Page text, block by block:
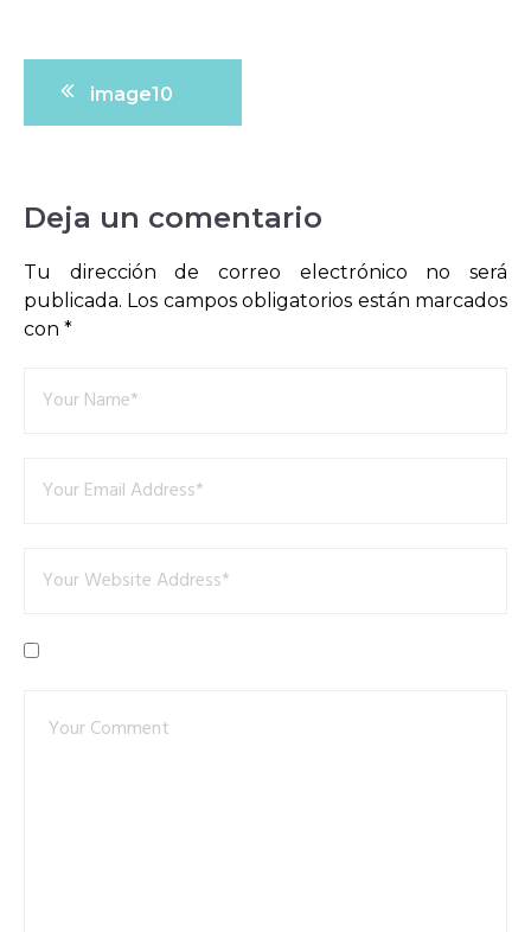
image10
Deja un comentario
Tu dirección de correo electrónico no será
publicada. Los campos obligatorios están marcados
con *